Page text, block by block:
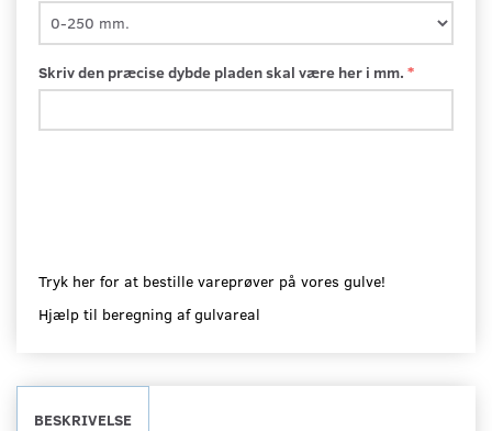
Skriv den præcise dybde pladen skal være her i mm.
Tryk her for at bestille vareprøver på vores gulve!
Hjælp til beregning af gulvareal
BESKRIVELSE